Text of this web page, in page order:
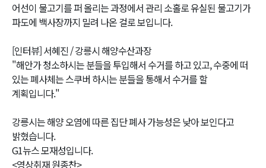
어선이 물고기를 퍼 올리는 과정에서 관리 소홀로 유실된 물고기가
파도에 백사장까지 밀려 나온 걸로 보입니다.
[인터뷰] 서혜진 / 강릉시 해양수산과장
"해안가 청소하시는 분들을 투입해서 수거를 하고 있고, 수중에 떠
있는 폐사체는 스쿠버 하시는 분들을 통해서 수거를 할
계획입니다."
강릉시는 해양 오염에 따른 집단 폐사 가능성은 낮아 보인다고
밝혔습니다.
G1뉴스 모재성입니다.
<영상취재 원종찬>